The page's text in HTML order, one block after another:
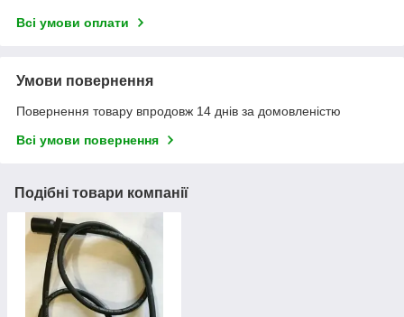
Всі умови оплати
Умови повернення
Повернення товару впродовж 14 днів за домовленістю
Всі умови повернення
Подібні товари компанії